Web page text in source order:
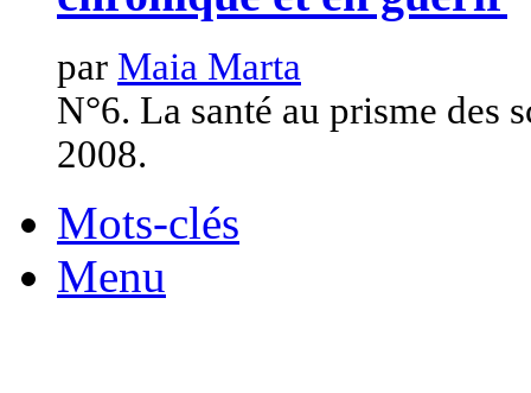
par Maia Marta
N°6. La santé au prisme des
2008.
Mots-clés
Menu